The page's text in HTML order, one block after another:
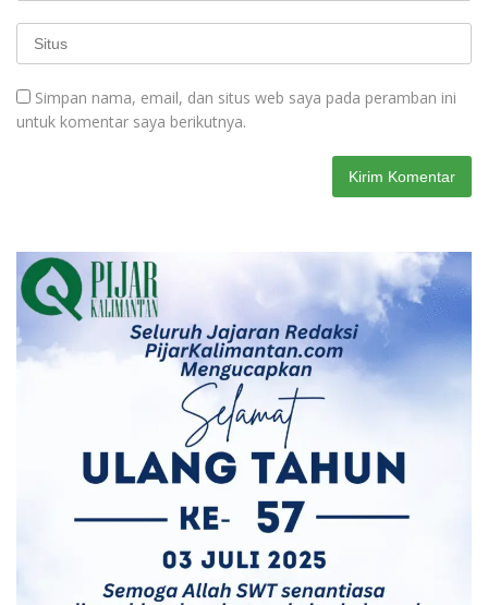
Simpan nama, email, dan situs web saya pada peramban ini
untuk komentar saya berikutnya.